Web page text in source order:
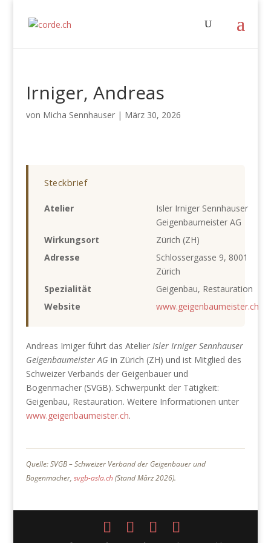
Irniger, Andreas
von Micha Sennhauser| März 30, 2026
Steckbrief
Atelier
Isler Irniger Sennhauser
Geigenbaumeister AG
Wirkungsort
Zürich (ZH)
Adresse
Schlossergasse 9, 8001
Zürich
Spezialität
Geigenbau, Restauration
Website
www.geigenbaumeister.ch
Andreas Irniger führt das Atelier Isler Irniger Sennhauser
Geigenbaumeister AG in Zürich (ZH) und ist Mitglied des
Schweizer Verbands der Geigenbauer und
Bogenmacher (SVGB). Schwerpunkt der Tätigkeit:
Geigenbau, Restauration. Weitere Informationen unter
www.geigenbaumeister.ch.
Quelle: SVGB – Schweizer Verband der Geigenbauer und
Bogenmacher, svgb-asla.ch(Stand März 2026).